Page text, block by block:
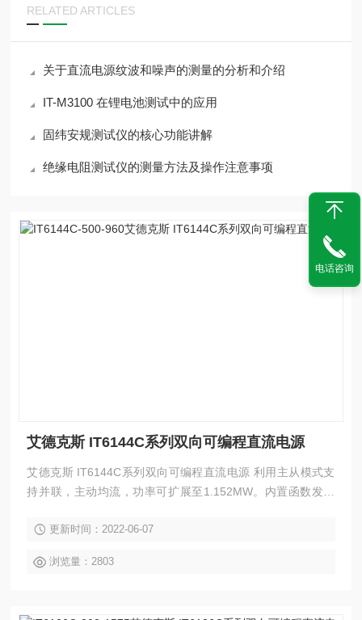
RELATED ARTICLES
关于直流电源纹波和噪声的测量的分析和介绍
IT-M3100 在锂电池测试中的应用
固纬安规测试仪的核心功能讲解
绝缘电阻测试仪的测量方法及操作注意事项
艾德克斯 IT6144C系列双向可编程直流电源
艾德克斯 IT6144C系列双向可编程直流电源 利用主从模式支
持并联，主动均流，功率可扩展至1.152MW。内置函数发生
生成波形。具有高可靠性的设置功能和保护特性，丰富的测量
试、大功率测试等多个方面，是一款功能丰富、性能优异、适
更新时间：2022-06-07
浏览量：2803
电话咨询